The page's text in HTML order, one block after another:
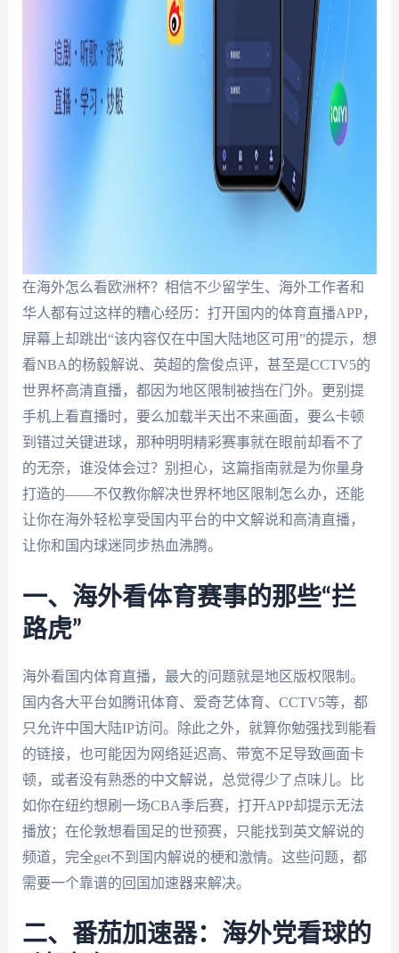
在海外怎么看欧洲杯？相信不少留学生、海外工作者和
华人都有过这样的糟心经历：打开国内的体育直播APP，
屏幕上却跳出“该内容仅在中国大陆地区可用”的提示，想
看NBA的杨毅解说、英超的詹俊点评，甚至是CCTV5的
世界杯高清直播，都因为地区限制被挡在门外。更别提
手机上看直播时，要么加载半天出不来画面，要么卡顿
到错过关键进球，那种明明精彩赛事就在眼前却看不了
的无奈，谁没体会过？别担心，这篇指南就是为你量身
打造的——不仅教你解决世界杯地区限制怎么办，还能
让你在海外轻松享受国内平台的中文解说和高清直播，
让你和国内球迷同步热血沸腾。
一、海外看体育赛事的那些“拦
路虎”
海外看国内体育直播，最大的问题就是地区版权限制。
国内各大平台如腾讯体育、爱奇艺体育、CCTV5等，都
只允许中国大陆IP访问。除此之外，就算你勉强找到能看
的链接，也可能因为网络延迟高、带宽不足导致画面卡
顿，或者没有熟悉的中文解说，总觉得少了点味儿。比
如你在纽约想刷一场CBA季后赛，打开APP却提示无法
播放；在伦敦想看国足的世预赛，只能找到英文解说的
频道，完全get不到国内解说的梗和激情。这些问题，都
需要一个靠谱的回国加速器来解决。
二、番茄加速器：海外党看球的